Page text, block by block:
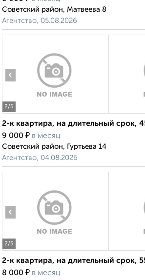
Советский район, Матвеева 8
Агентство, 05.08.2026
2/5
‹
2-к квартира, на длительный срок,
9 000 ₽ в месяц
Советский район, Гуртьева 14
Агентство, 04.08.2026
2/5
‹
2-к квартира, на длительный срок,
8 000 ₽ в месяц